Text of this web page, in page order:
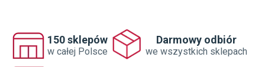
150 sklepów
w całej Polsce
Darmowy odbiór
we wszystkich sklepach